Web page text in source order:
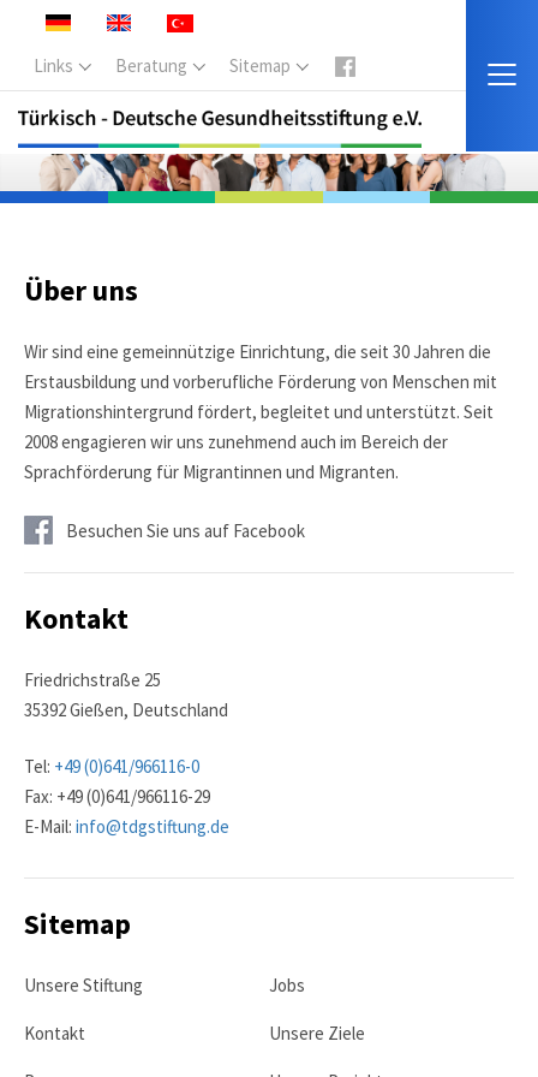
Links Beratung Sitemap
Über uns
Wir sind eine gemeinnützige Einrichtung, die seit 30 Jahren die
Erstausbildung und vorberufliche Förderung von Menschen mit
Migrationshintergrund fördert, begleitet und unterstützt. Seit
2008 engagieren wir uns zunehmend auch im Bereich der
Sprachförderung für Migrantinnen und Migranten.
Besuchen Sie uns auf Facebook
Kontakt
Friedrichstraße 25
35392 Gießen, Deutschland
Tel: +49 (0)641/966116-0
Fax: +49 (0)641/966116-29
E-Mail: info@tdgstiftung.de
Sitemap
Unsere Stiftung Jobs
Kontakt Unsere Ziele